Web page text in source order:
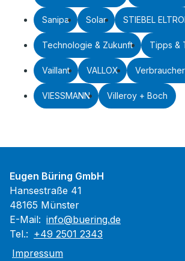
Sanipa Solar STIEBEL
Technologie & Zukunft Tipps &
Vaillant VALLOX
VIESSMANN Villeroy + Boch
Eugen Büring GmbH
Hansestraße 41
48165 Münster
E-Mail: info@buering.de
Tel.: +49 2501 2343
Impressum